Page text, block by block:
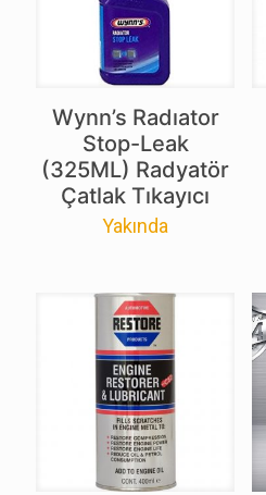
Wynn’s Radıator
Stop-Leak
(325ML) Radyatör
Çatlak Tıkayıcı
Yakında